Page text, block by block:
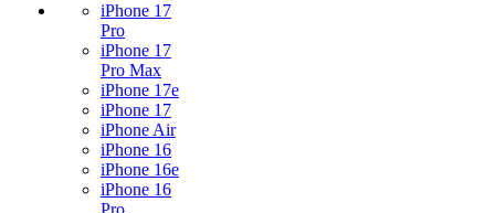
iPhone 17
Pro
iPhone 17
Pro Max
iPhone 17e
iPhone 17
iPhone Air
iPhone 16
iPhone 16e
iPhone 16
Pro